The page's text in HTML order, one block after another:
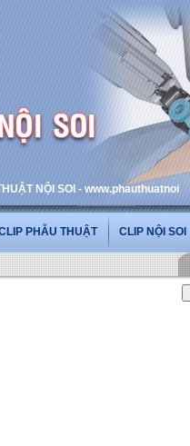
- www.phauthuatnoisoi.vn
PHẪU THUẬT CLIP NỘI SOI